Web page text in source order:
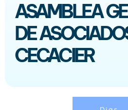
ASAMBLEA
DE
CECACIER